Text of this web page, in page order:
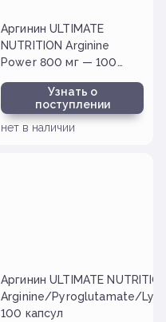
Аргинин ULTIMATE
NUTRITION Arginine
Power 800 мг — 100
Узнать о
поступлении
нет в наличии
Аргинин ULTIMATE
Arginine/Pyroglutamate/
100 капсул